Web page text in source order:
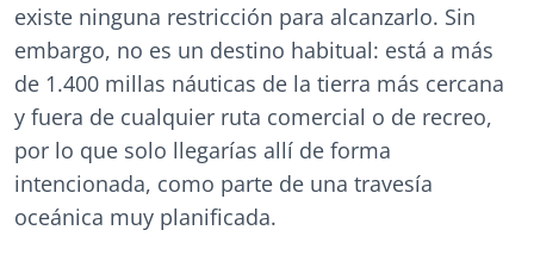
existe ninguna restricción para alcanzarlo. Sin
embargo, no es un destino habitual: está a más
de 1.400 millas náuticas de la tierra más cercana
y fuera de cualquier ruta comercial o de recreo,
por lo que solo llegarías allí de forma
intencionada, como parte de una travesía
oceánica muy planificada.